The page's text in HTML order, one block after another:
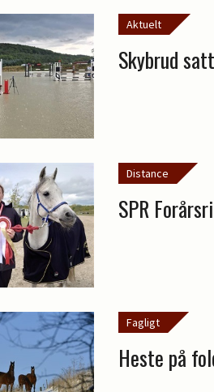
Aktuelt
Skybrud
Distance
SPR
Fagligt
Heste på